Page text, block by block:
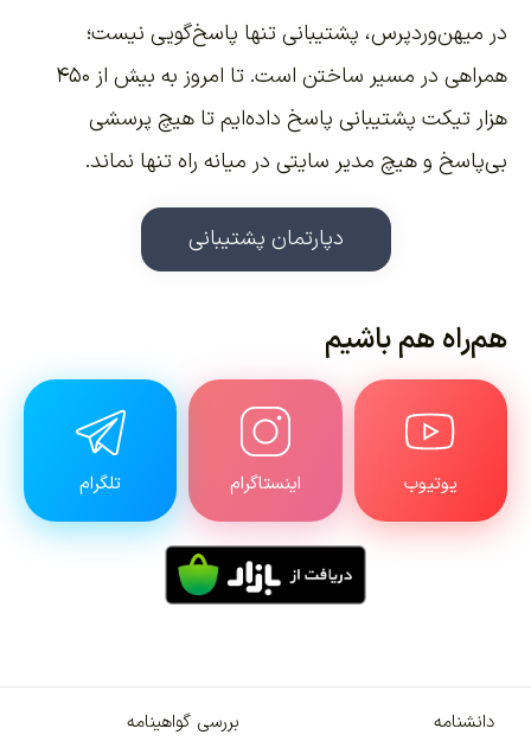
در میهن‌وردپرس، پشتیبانی تنها پاسخ‌گویی نیست؛
همراهی در مسیر ساختن است. تا امروز به بیش از ۴۵۰
هزار تیکت پشتیبانی پاسخ داده‌ایم تا هیچ پرسشی
بی‌پاسخ و هیچ مدیر سایتی در میانه راه تنها نماند.
دپارتمان پشتیبانی
هم‌راه هم باشیم
یوتیوب اینستاگرام تلگرام
دانشنامه
بررسی گواهینامه